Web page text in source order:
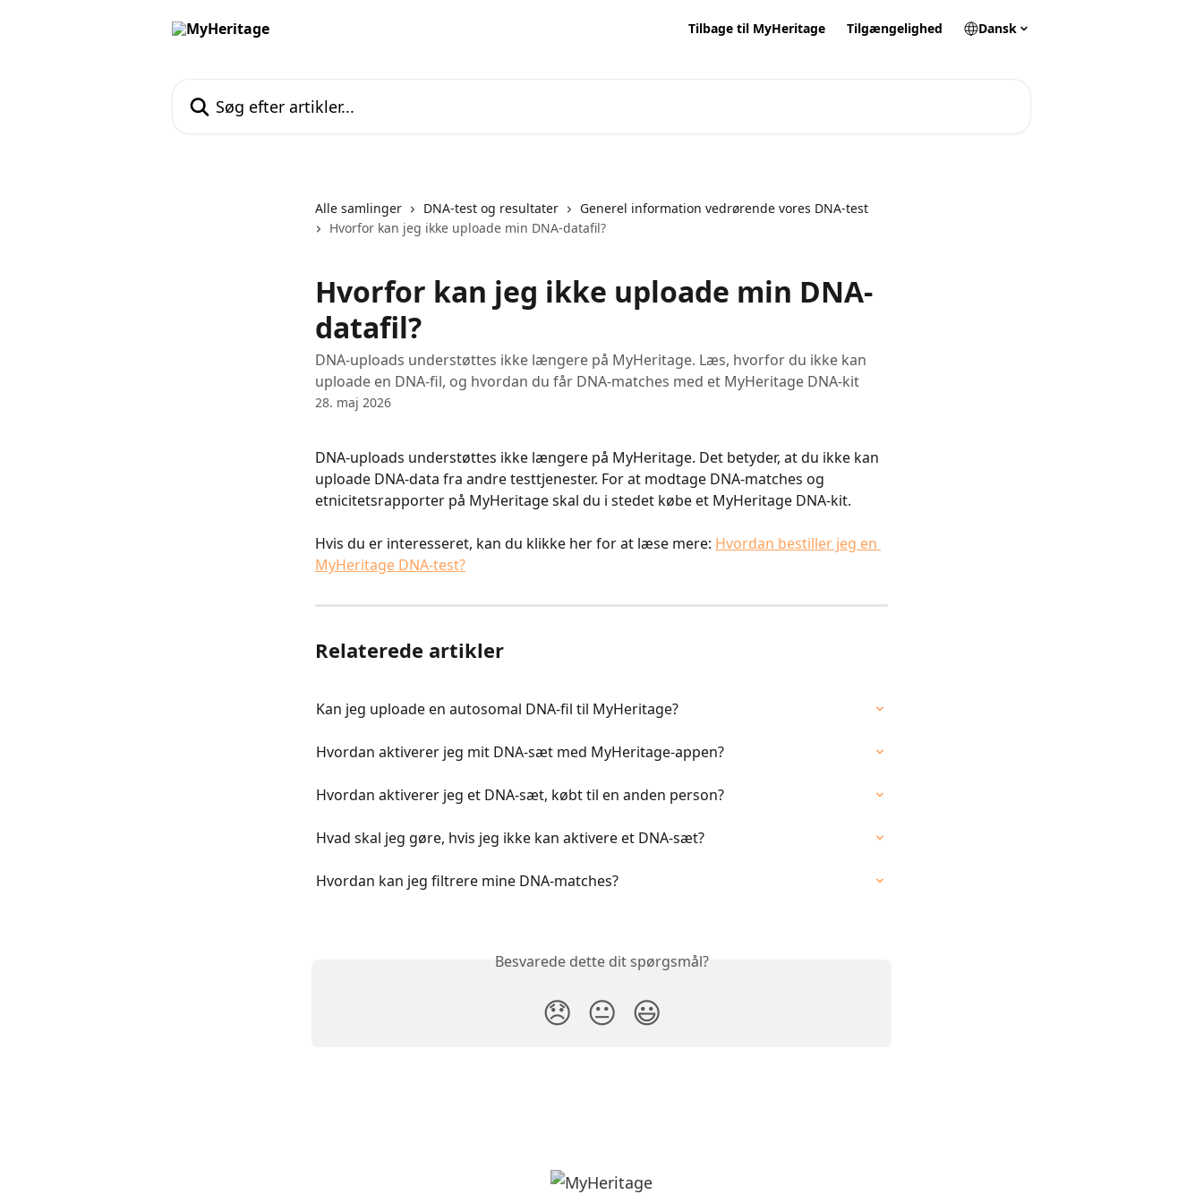
Tilbage til MyHeritage Tilgængelighed Dansk
Alle samlinger DNA-test og resultater
Generel information vedrørende vores DNA-test
Hvorfor kan jeg ikke uploade min DNA-datafil?
Hvorfor kan jeg ikke uploade min DNA-
datafil?
DNA-uploads understøttes ikke længere på MyHeritage. Læs, hvorfor du ikke kan
uploade en DNA-fil, og hvordan du får DNA-matches med et MyHeritage DNA-kit
28. maj 2026
DNA-uploads understøttes ikke længere på MyHeritage. Det betyder, at du ikke kan
uploade DNA-data fra andre testtjenester. For at modtage DNA-matches og
etnicitetsrapporter på MyHeritage skal du i stedet købe et MyHeritage DNA-kit.
Hvis du er interesseret, kan du klikke her for at læse mere: Hvordan bestiller jeg en
MyHeritage DNA-test?
Relaterede artikler
Kan jeg uploade en autosomal DNA-fil til MyHeritage?
Hvordan aktiverer jeg mit DNA-sæt med MyHeritage-appen?
Hvordan aktiverer jeg et DNA-sæt, købt til en anden person?
Hvad skal jeg gøre, hvis jeg ikke kan aktivere et DNA-sæt?
Hvordan kan jeg filtrere mine DNA-matches?
Besvarede dette dit spørgsmål?
😞 😐 😃